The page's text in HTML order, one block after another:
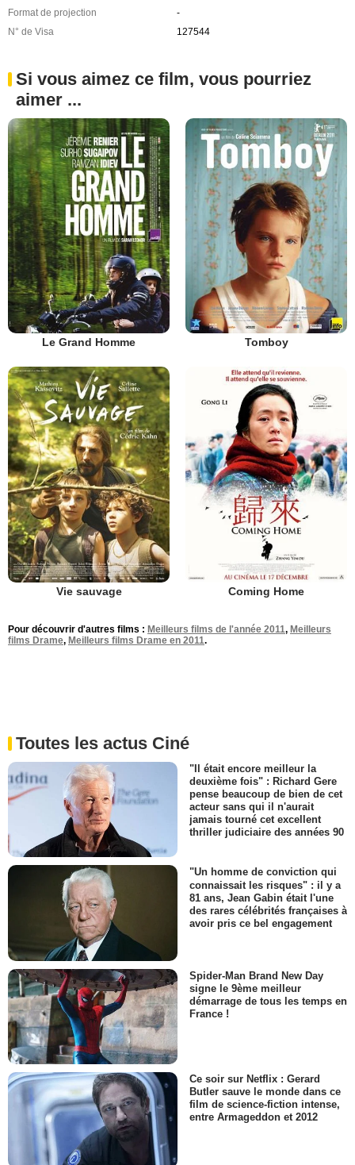
Format de projection
-
N° de Visa
127544
Si vous aimez ce film, vous pourriez
aimer ...
Le Grand Homme Tomboy
Vie sauvage Coming Home
Pour découvrir d'autres films : Meilleurs films de l'année 2011, Meilleurs
films Drame, Meilleurs films Drame en 2011.
Toutes les actus Ciné
"Il était encore meilleur la
deuxième fois" : Richard Gere
pense beaucoup de bien de cet
acteur sans qui il n'aurait
jamais tourné cet excellent
thriller judiciaire des années 90
"Un homme de conviction qui
connaissait les risques" : il y a
81 ans, Jean Gabin était l'une
des rares célébrités françaises à
avoir pris ce bel engagement
Spider-Man Brand New Day
signe le 9ème meilleur
démarrage de tous les temps en
France !
Ce soir sur Netflix : Gerard
Butler sauve le monde dans ce
film de science-fiction intense,
entre Armageddon et 2012